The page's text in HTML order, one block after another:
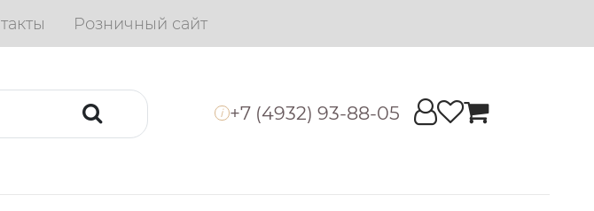
Розничный сайт
i +7 (4932) 93-88-05